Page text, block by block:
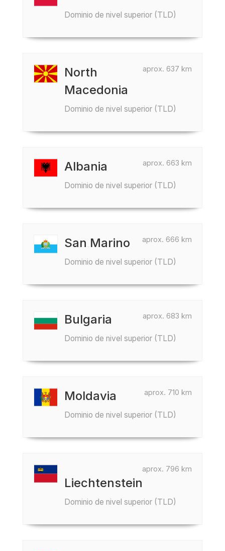
Dominio de nivel superior (TLD)
aprox. 637 km
North
Macedonia
Dominio de nivel superior (TLD)
aprox. 663 km
Albania
Dominio de nivel superior (TLD)
aprox. 666 km
San Marino
Dominio de nivel superior (TLD)
aprox. 683 km
Bulgaria
Dominio de nivel superior (TLD)
aprox. 710 km
Moldavia
Dominio de nivel superior (TLD)
aprox. 796 km
Liechtenstein
Dominio de nivel superior (TLD)